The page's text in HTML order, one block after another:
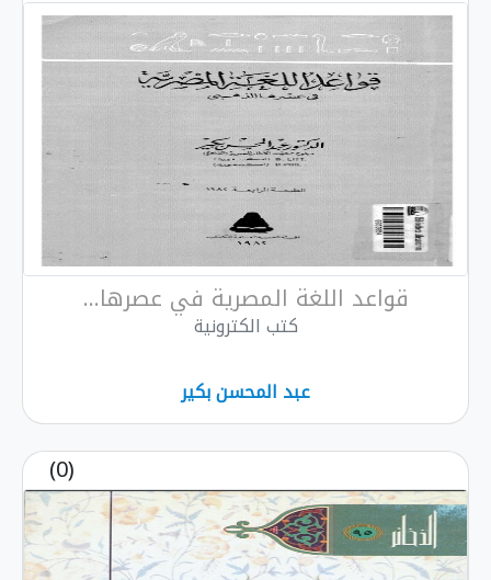
قواعد اللغة المصرية في عصرها...
كتب الكترونية
عبد المحسن بكير